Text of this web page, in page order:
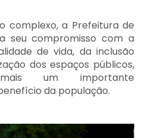
complexo, a Prefeitura de
seu compromisso com a
de vida, da inclusão
dos espaços públicos,
mais um importante
da população.